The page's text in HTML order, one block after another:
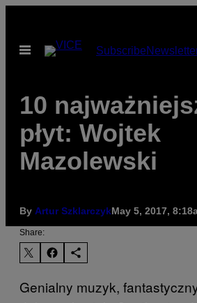
content
Open
Menu
Subscribe
10
płyt: Wojtek
Mazolewski
By Artur SzklarczykMay 5, 2017,
Share:
Genialny muzyk,